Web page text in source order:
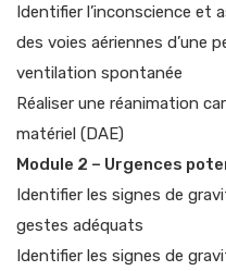
Identifier l’inconscience et
des voies aériennes d’une
ventilation spontanée
Réaliser une réanimation
matériel (DAE)
Module 2 – Urgences
Identifier les signes de
gestes adéquats
Identifier les signes de